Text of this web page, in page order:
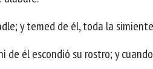
y temed de él, toda la
él escondió su rostro; y